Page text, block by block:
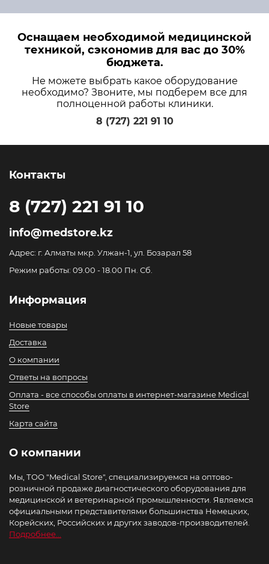
Оснащаем необходимой медицинской
техникой, сэкономив для вас до 30%
бюджета.
Не можете выбрать какое оборудование
необходимо? Звоните, мы подберем все для
полноценной работы клиники.
8 (727) 221 91 10
Контакты
8 (727) 221 91 10
info@medstore.kz
Адрес: г. Алматы мкр. Улжан-1, ул. Бозарал 58
Режим работы: 09.00 - 18.00 Пн. Сб.
Информация
Новые товары
Доставка
О компании
Ответы на вопросы
Оплата - все способы оплаты в интернет-магазине Medical
Store
Карта сайта
О компании
Мы, ТОО "Medical Store", специализируемся на оптово-
розничной продаже диагностического оборудования для
медицинской и ветеринарной промышленности. Являемся
официальными представителями большинства Немецких,
Корейских, Российских и других заводов-производителей.
Подробнее...